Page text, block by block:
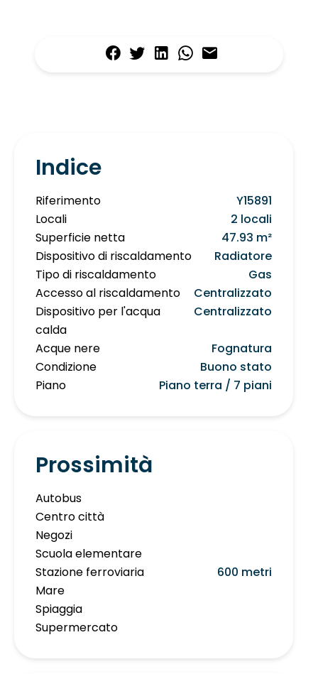
Indice
Riferimento
Y15891
Locali
2 locali
Superficie netta
47.93 m²
Dispositivo di riscaldamento
Radiatore
Tipo di riscaldamento
Gas
Accesso al riscaldamento
Centralizzato
Dispositivo per l'acqua
calda
Centralizzato
Acque nere
Fognatura
Condizione
Buono stato
Piano
Piano terra / 7 piani
Prossimità
Autobus
Centro città
Negozi
Scuola elementare
Stazione ferroviaria
600 metri
Mare
Spiaggia
Supermercato